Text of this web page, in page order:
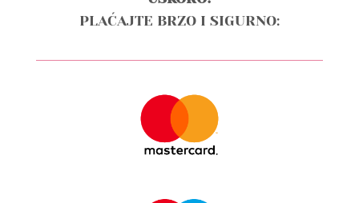
PLAĆAJTE BRZO I SIGURNO: